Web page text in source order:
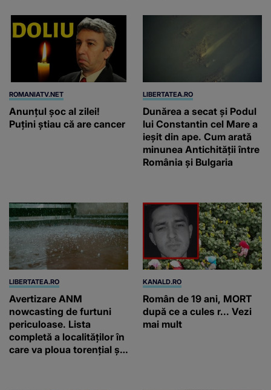
ROMANIATV.NET
Anunţul şoc al zilei!
Puţini ştiau că are cancer
LIBERTATEA.RO
Dunărea a secat și Podul
lui Constantin cel Mare a
ieșit din ape. Cum arată
minunea Antichității între
România și Bulgaria
LIBERTATEA.RO
Avertizare ANM
nowcasting de furtuni
periculoase. Lista
completă a localităților în
care va ploua torențial și
KANALD.RO
Român de 19 ani, MORT
după ce a cules r... Vezi
mai mult